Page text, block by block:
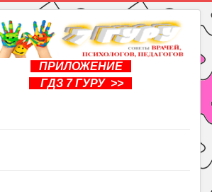
ПРИЛОЖЕНИЕ
ГДЗ 7 ГУРУ >>